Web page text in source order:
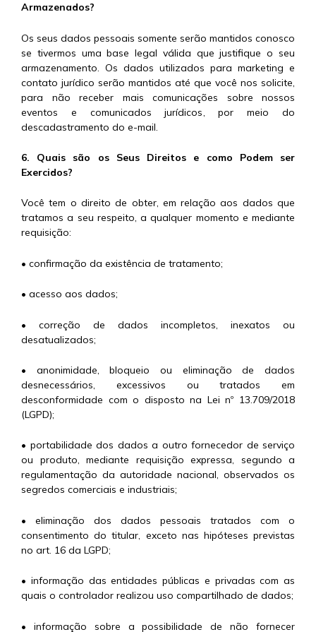
Armazenados?
Os seus dados pessoais somente serão mantidos conosco
se tivermos uma base legal válida que justifique o seu
armazenamento. Os dados utilizados para marketing e
contato jurídico serão mantidos até que você nos solicite,
para não receber mais comunicações sobre nossos
eventos e comunicados jurídicos, por meio do
descadastramento do e-mail.
6. Quais são os Seus Direitos e como Podem ser
Exercidos?
Você tem o direito de obter, em relação aos dados que
tratamos a seu respeito, a qualquer momento e mediante
requisição:
• confirmação da existência de tratamento;
• acesso aos dados;
• correção de dados incompletos, inexatos ou
desatualizados;
• anonimidade, bloqueio ou eliminação de dados
desnecessários, excessivos ou tratados em
desconformidade com o disposto na Lei nº 13.709/2018
(LGPD);
• portabilidade dos dados a outro fornecedor de serviço
ou produto, mediante requisição expressa, segundo a
regulamentação da autoridade nacional, observados os
segredos comerciais e industriais;
• eliminação dos dados pessoais tratados com o
consentimento do titular, exceto nas hipóteses previstas
no art. 16 da LGPD;
• informação das entidades públicas e privadas com as
quais o controlador realizou uso compartilhado de dados;
• informação sobre a possibilidade de não fornecer